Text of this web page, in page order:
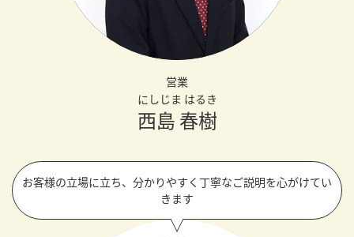
営業
にしじま はるき
西島 春樹
お客様の立場に立ち、分かりやすく丁寧なご説明を心がけてい
きます